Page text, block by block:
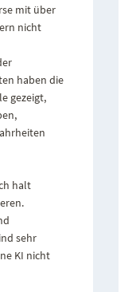
mit über
nicht
haben die
gezeigt,
halt
sehr
KI nicht